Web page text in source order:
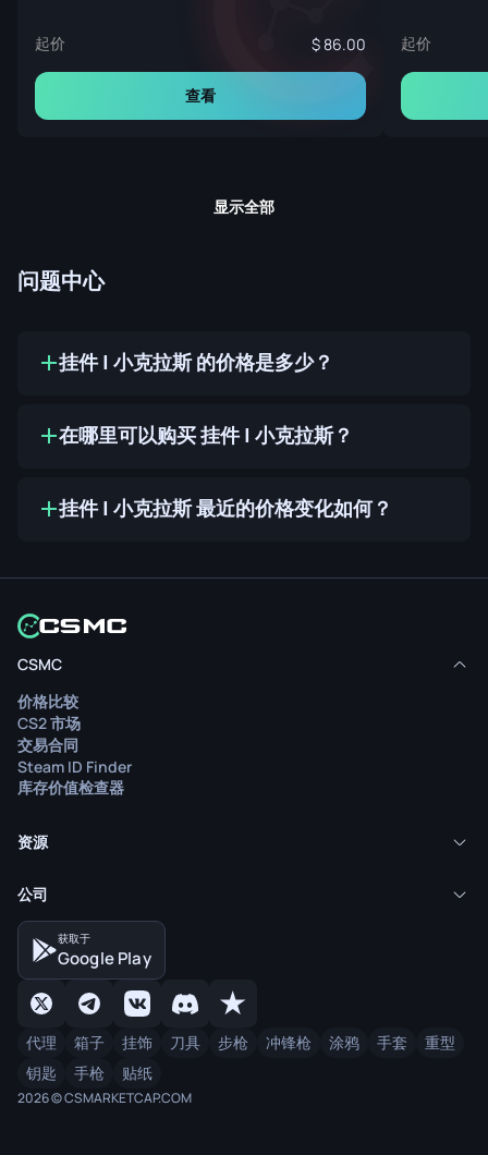
起价 86.00
查看
起价
显示全部
问题中心
挂件 | 小克拉斯 的价格是多少？
在哪里可以购买 挂件 | 小克拉斯？
挂件 | 小克拉斯 最近的价格变化如何？
CSMC
价格比较
CS2 市场
交易合同
Steam ID Finder
库存价值检查器
资源
公司
获取于
Google Play
代理 箱子 挂饰 刀具 步枪 冲锋枪 涂鸦 手套
重型
钥匙
手枪 贴纸
2026 © CSMARKETCAP.COM